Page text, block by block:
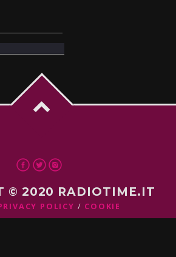
© 2020 RADIOTIME.IT
POLICY COOKIE